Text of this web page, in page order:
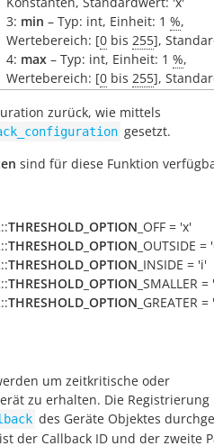
3: min – Typ: int, Einheit: 1 %,
Wertebereich: [0 bis 255],
4: max – Typ: int, Einheit: 1 %,
Wertebereich: [0 bis 255],
zurück, wie mittels
gesetzt.
sind für diese Funktion
THRESHOLD_OPTION _OFF = 'x'
THRESHOLD_OPTION _OUTSIDE =
THRESHOLD_OPTION _INSIDE = 'i'
THRESHOLD_OPTION _SMALLER =
THRESHOLD_OPTION _GREATER
um zeitkritische oder
zu erhalten. Die
des Geräte Objektes
der Callback ID und der zweite